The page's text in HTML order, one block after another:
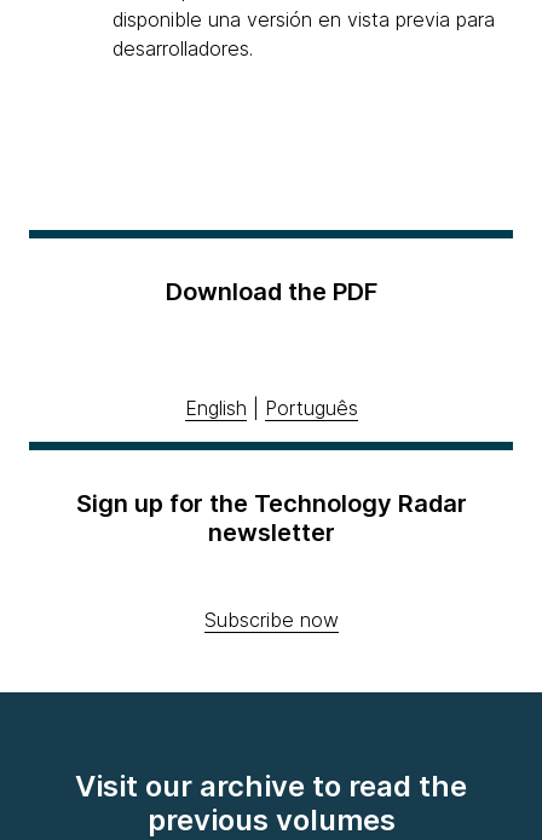
disponible una versión en vista previa para
desarrolladores.
Download the PDF
English Português
Sign up for the Technology Radar
newsletter
Subscribe now
Visit our archive to read the
previous volumes